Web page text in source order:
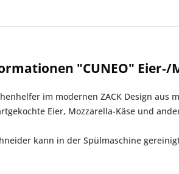
"CUNEO" Eier-/
im modernen ZACK Design
Eier, Mozzarella-Käse und
kann in der Spülmaschine